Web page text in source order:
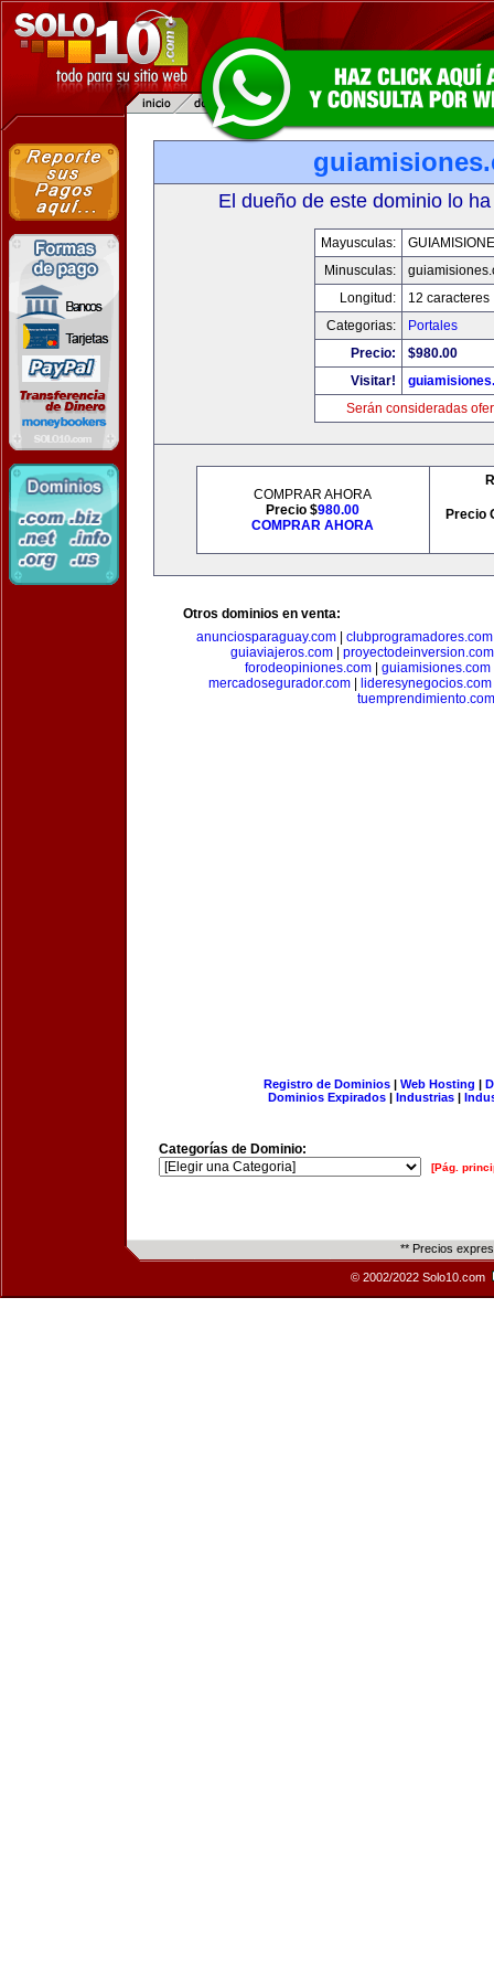
El dueño de este dominio lo
Mayusculas:
Minusculas:
Longitud:
12 caracteres
Categorias:
Portales
Precio:
$980.00
Visitar!
Serán consideradas
COMPRAR AHORA
Precio $980.00
COMPRAR AHORA
Precio
Otros dominios en venta:
anunciosparaguay.com
clubprogramadores.com
guiaviajeros.com| proyectodeinversion.com
forodeopiniones.com
guiamisiones.com
mercadosegurador.com
lideresynegocios.com
tuemprendimiento.com
Registro de Dominios| Web Hosting |
Dominios Expirados | Industrias |
Categorías de Dominio:
[Pág.
** Precios
© 2002/2022 Solo10.com